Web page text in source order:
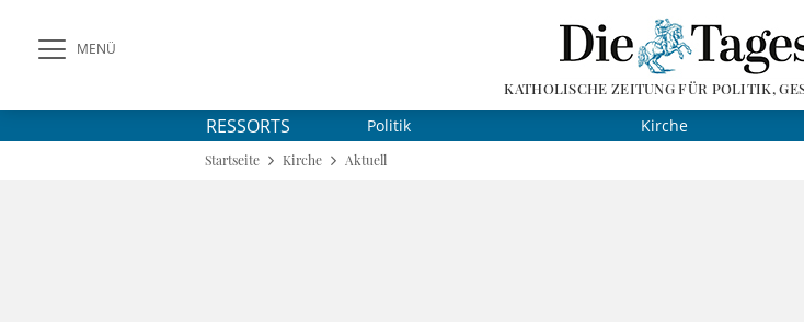
MENÜ
KATHOLISCHE ZEITUNG FÜR POLITIK,
RESSORTS Politik Kirche
Startseite Kirche Aktuell